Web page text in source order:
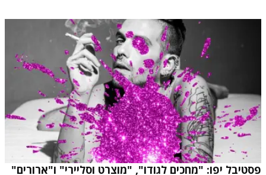
פסטיבל יפו: "מחכים לגודו", "מוצרט וסליירי" ו"ארורים"